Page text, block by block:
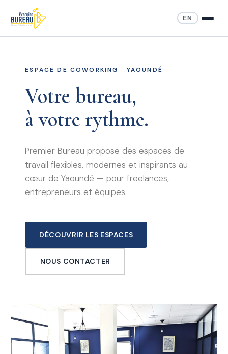
EN
ESPACE DE COWORKING · YAOUNDÉ
Votre bureau,
à votre rythme.
Premier Bureau propose des espaces de
travail flexibles, modernes et inspirants au
cœur de Yaoundé — pour freelances,
entrepreneurs et équipes.
DÉCOUVRIR LES ESPACES
NOUS CONTACTER